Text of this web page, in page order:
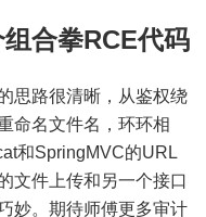
合拳RCE代码
思路很清晰，从鉴权绕
命名文件名，环环相
和SpringMVC的URL
文件上传和另一个接口
妙。期待师傅更多审计